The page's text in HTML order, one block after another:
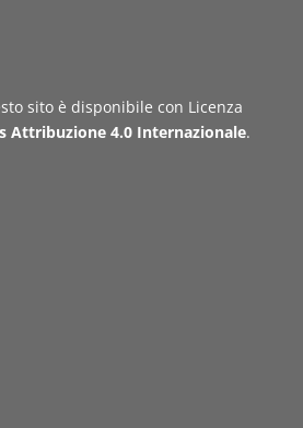
sito è disponibile con Licenza
Attribuzione 4.0 Internazionale.